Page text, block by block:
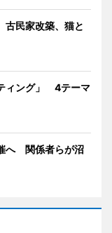
民家改築、猫と
ィング」 4テーマ
へ 関係者らが沼